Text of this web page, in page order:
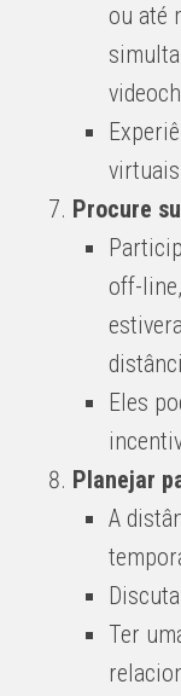
ou até
Procure
off-
Eles
Planejar
A
Ter